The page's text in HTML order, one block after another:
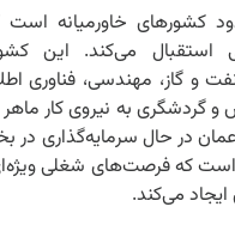
کشورهای خاورمیانه است
استقبال می‌کند. این
و گاز، مهندسی، فناوری
و گردشگری به نیروی کار
عمان در حال سرمایه‌گذاری در
که فرصت‌های شغلی ویژه‌ای
می‌کند.